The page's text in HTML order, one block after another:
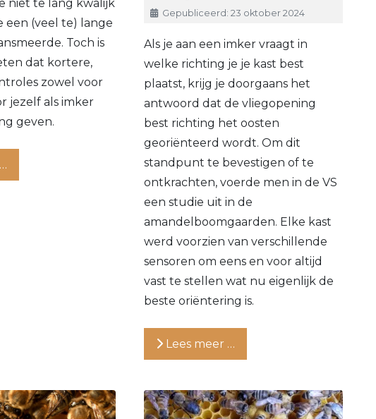
niet te lang kwalijk
een (veel te) lange
Toch is
dat kortere,
zowel voor
jezelf als imker
geven.
Gepubliceerd: 23 oktober 2024
Als je aan een imker vraagt in
welke richting je je kast best
plaatst, krijg je doorgaans het
antwoord dat de vliegopening
best richting het oosten
georiënteerd wordt. Om dit
standpunt te bevestigen of te
ontkrachten, voerde men in de VS
een studie uit in de
amandelboomgaarden. Elke kast
werd voorzien van verschillende
sensoren om eens en voor altijd
vast te stellen wat nu eigenlijk de
beste oriëntering is.
Lees meer …